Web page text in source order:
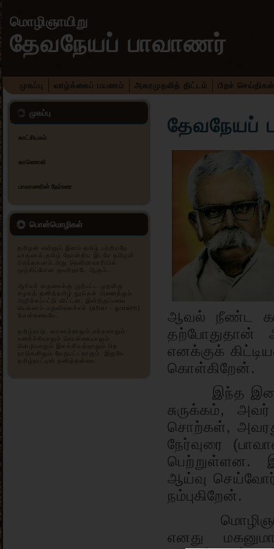
மொழிஞாயிறு
தேவநேயப் பாவாணர்
முகப்பு வாழ்க்கைப் பயணம் அகரமுதலித் திட்டம் பிறச் செய்திகள்
முகப்பு
காட்சியகம்
காணொலி
பாவாணரின் நேர்உரை
பொன்மொழிகள்
தமிழன் என்னும் இனம் தமிழ் பற்றியதே
யாதலால்,தமிழ் தோன்றிய இடமே தமிழன்
பிறந்தகமாம்.அது தென்மாவாரியில்
மூழ்கிப்போன குமரிநாடே ஆகும்.
ஆரியர் வருகைக்கு முற்பட்ட முதலிரு
கழகத் தனித்தமிழ் நூல்கள் அனைத்தும்
அழிக்கப்பட்டு விட்டன. இன்றிருப்பவை
யெல்லாம் மறுவிளைச்சல் (after - growth)
போன்றவையே.
தமிழ்நாடு, வரலாற்றாலும் மக்களாலும்
உணர்ச்சியாலும் கொள்கையாலும்
மொழியாலும் இலக்கியத்தாலும் பிற
நாடுகளிலும் வேறுபட்டதாகும். இதுவே
தமிழ்நாட்டின் தனித்தன்மை.
தேவநேயப்
ஆவல் நீண்ட
தற்போதுதான்
எனக்குக்
கொள்கிறேன்.
இந்த
சுருக்கம்,
சொற்கள்,
நேர்வுரை
பெற்றுள்ளன.
ஆய்வு
நம்புகிறேன்.
எனது